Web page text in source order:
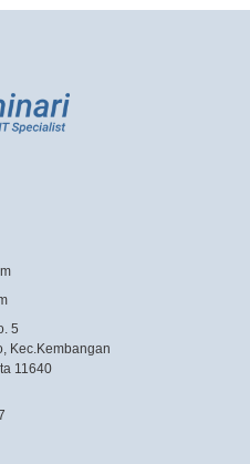
5
Kec.Kembangan
11640